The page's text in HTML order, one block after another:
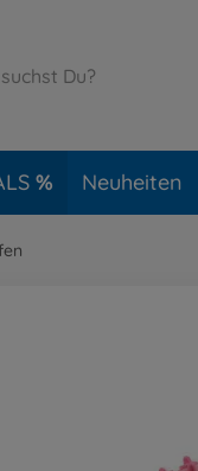
Neuheiten